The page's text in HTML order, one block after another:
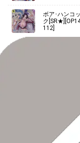
ONE PIECE FILM
ONE PIECE FILM
ボア･ハンコッ
ク
112]
各種ブランドのカードをご
【Paidy（後払い/コンビニ
お支払後の在庫確保とな